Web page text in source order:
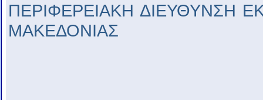
ΠΕΡΙΦΕΡΕΙΑΚΗ ΔΙΕΥΘΥΝΣΗ
ΜΑΚΕΔΟΝΙΑΣ